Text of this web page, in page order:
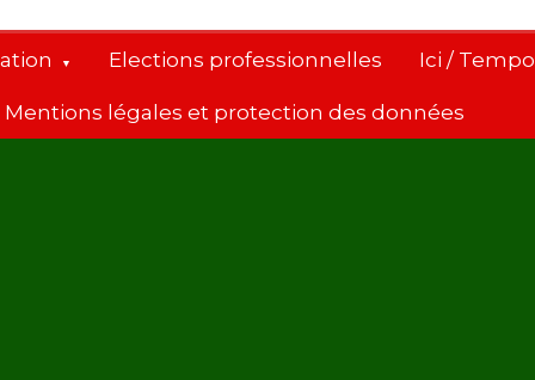
Elections professionnelles Ici / Tempo
Mentions légales et protection des données